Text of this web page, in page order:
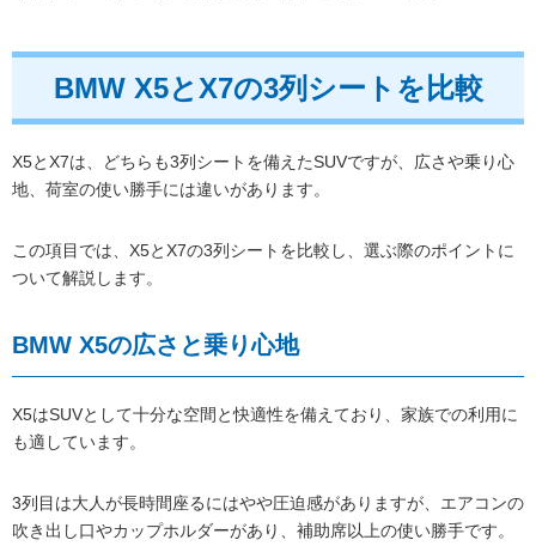
BMW X5とX7の3列シートを比較
X5とX7は、どちらも3列シートを備えたSUVですが、広さや乗り心
地、荷室の使い勝手には違いがあります。
この項目では、X5とX7の3列シートを比較し、選ぶ際のポイントに
ついて解説します。
BMW X5の広さと乗り心地
X5はSUVとして十分な空間と快適性を備えており、家族での利用に
も適しています。
3列目は大人が長時間座るにはやや圧迫感がありますが、エアコンの
吹き出し口やカップホルダーがあり、補助席以上の使い勝手です。